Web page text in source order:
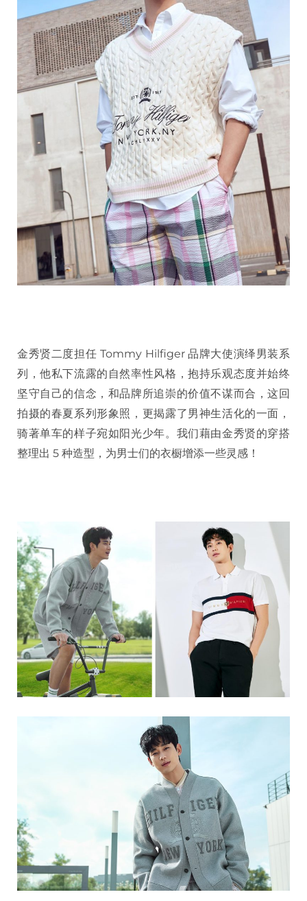
金秀贤二度担任 Tommy Hilfiger 品牌大使演绎男装系
列，他私下流露的自然率性风格，抱持乐观态度并始终
坚守自己的信念，和品牌所追崇的价值不谋而合，这回
拍摄的春夏系列形象照，更揭露了男神生活化的一面，
骑著单车的样子宛如阳光少年。我们藉由金秀贤的穿搭
整理出 5 种造型，为男士们的衣橱增添一些灵感！